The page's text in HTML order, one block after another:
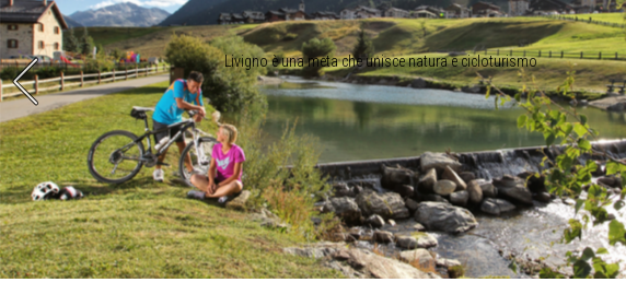
Livigno è una meta che unisce natura e cicloturismo